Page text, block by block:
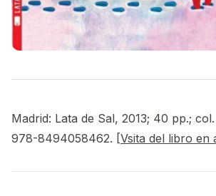
Madrid: Lata de Sal, 2013; 40 pp.;
978-8494058462. [Vsita del libro en